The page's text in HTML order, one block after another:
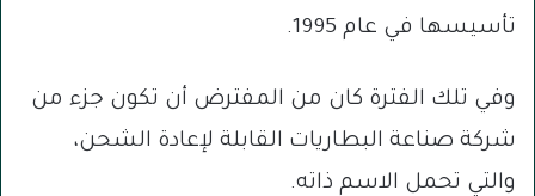
تأسيسها في عام 1995.
وفي تلك الفترة كان من المفترض أن تكون جزء من
شركة صناعة البطاريات القابلة لإعادة الشحن،
والتي تحمل الاسم ذاته.